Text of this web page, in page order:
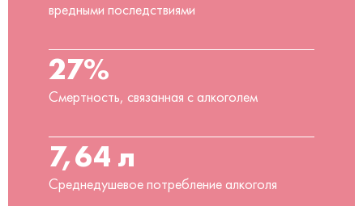
вредными последствиями
27%
Смертность, связанная с алкоголем
7,64 л
Среднедушевое потребление алкоголя